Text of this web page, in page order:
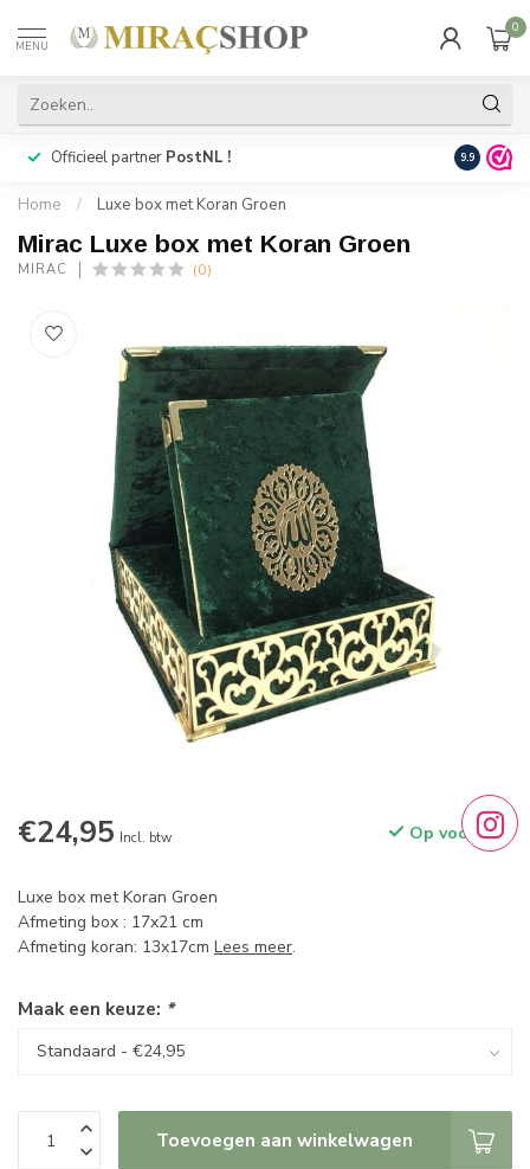
MENU
0
Officieel partner PostNL ! Snelle
9.9
Home / Luxe box met Koran Groen
Mirac Luxe box met Koran Groen
MIRAC (0)
€24,95 Incl. btw Op voorraad
Luxe box met Koran Groen
Afmeting box : 17x21 cm
Afmeting koran: 13x17cm Lees meer.
Maak een keuze: *
Toevoegen aan winkelwagen